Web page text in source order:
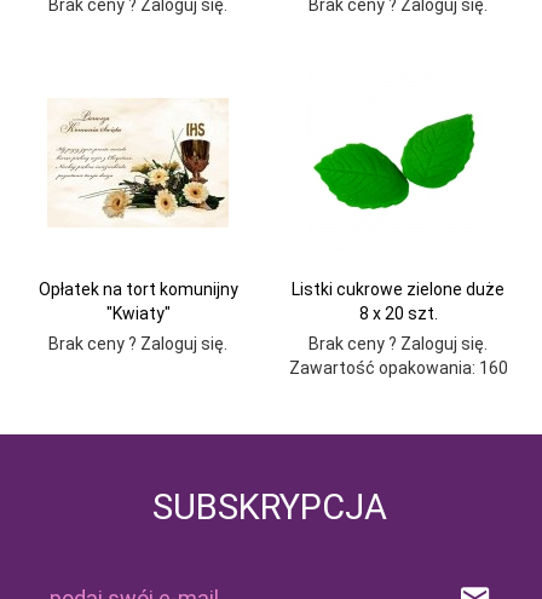
Brak ceny ? Zaloguj się.
Brak ceny ? Zaloguj się.
Opłatek na tort komunijny
"Kwiaty"
Brak ceny ? Zaloguj się.
Listki cukrowe zielone duże
8 x 20 szt.
Brak ceny ? Zaloguj się.
Zawartość opakowania: 160
SUBSKRYPCJA